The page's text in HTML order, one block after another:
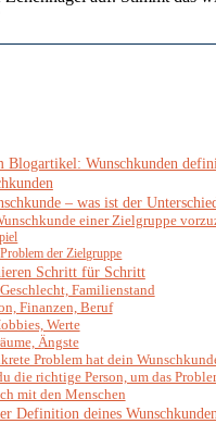
Blogartikel: Wunschkunden
– was ist der
einer Zielgruppe
der Zielgruppe
Schritt für Schritt
Familienstand
Finanzen, Beruf
Werte
Ängste
Problem hat dein
die richtige Person, um das
mit den Menschen
Definition deines